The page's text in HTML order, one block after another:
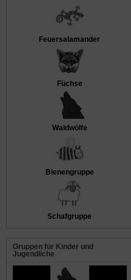
Feuersalamander
Füchse
Waldwölfe
Bienengruppe
Schafgruppe
Gruppen für Kinder und
Jugendliche